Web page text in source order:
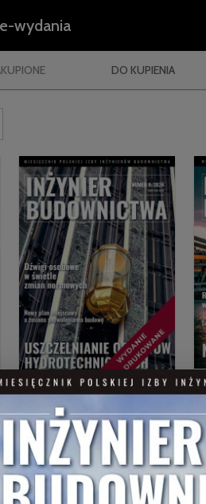
wydania
DO KUPIENIA
Inżynier Budownictwa
8/2026 (wydanie
drukowane)